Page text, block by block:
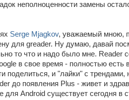
неполноценности замены
Serge Mjagkov, уважаемый мною,
для greader. Ну думаю, давай
то что и надо было мне.
в свое время - полностью есть
поделиться, и "лайки" c
до появления Plus - живет и
для Android существует сегодня в